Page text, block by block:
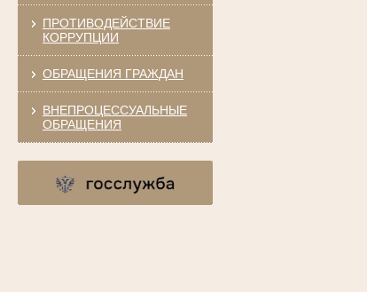
ПРОТИВОДЕЙСТВИЕ
КОРРУПЦИИ
ОБРАЩЕНИЯ ГРАЖДАН
ВНЕПРОЦЕССУАЛЬНЫЕ
ОБРАЩЕНИЯ